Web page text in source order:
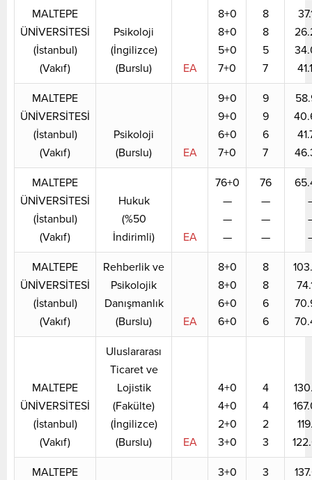
MALTEPE
ÜNİVERSİTESİ
(İstanbul)
(Vakıf)
Psikoloji
(İngilizce)
(Burslu)
EA
8+0
8+0
5+0
7+0
8
8
5
7
MALTEPE
ÜNİVERSİTESİ
(İstanbul)
(Vakıf)
Psikoloji
(Burslu)
EA
9+0
9+0
6+0
7+0
9
9
6
7
MALTEPE
ÜNİVERSİTESİ
(İstanbul)
(Vakıf)
Hukuk
(%50
İndirimli)
EA
76+0
—
—
—
76
—
—
—
MALTEPE
ÜNİVERSİTESİ
(İstanbul)
(Vakıf)
Rehberlik ve
Psikolojik
Danışmanlık
(Burslu)
EA
8+0
8+0
6+0
6+0
8
8
6
6
MALTEPE
ÜNİVERSİTESİ
(İstanbul)
(Vakıf)
Uluslararası
Ticaret ve
Lojistik
(Fakülte)
(İngilizce)
(Burslu)
EA
4+0
4+0
2+0
3+0
4
4
2
3
MALTEPE
3+0
3